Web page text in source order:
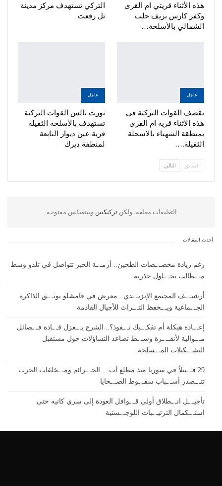
هذه الأثناء قريتي ام القرى
وكفر كارس بريف حلب
الشمالي بالأسلحة…
التركي تستهدف مركز مدينة
تل رفعت
عاجل
تقصف القوات التركية في
هذه الأثناء قرية ام القرى
بمنطقة الشهباء بالاسحلة
الثقيلة.…
عاجل
نورث بالس القوات التركية
تستهدف بالأسلحة الثقيلة
قرية عين ديوار التابعة
لمنطقة ديرك
السابق التالي
التعليقات مغلقة، ولكن تركبكس وبينغبكس مفتوحة.
أحدث المقالات
رغم زيادة مخصـ.ـصات الطحين.. أزمـ.ـة الخبز تتواصل في تلدو وسط
مـ.ـطالب بحـ.ـلول جذرية
أرشيـ.ـف المجتمع الإيزيـ.ـدي.. معرض في قامشلو يوثـ.ـق الذاكرة
الجـ.ـماعية ويـ.ـحفظ التـ.ـراث للأجيال القادمة
إعـ.ـادة هيكلة أم تفكـ.ـيك نـ.ـفوذ؟.. الشرع يـ.ـعزل قـ.ـادة فـ.ـصائل
مـ.ـوالية لأنقــ.ـرة وسـ.ـط تصاعد التساؤلات حول مستقبل
التشـ.ـكيلات المـ.ـسلحة
29 قـ.ـتيلاً في سوريا منذ مطلع آب… الجـ.ـرائم ومـ.ـخلفات الحرب
تتـ.ـصدر أسـ.ـباب سقـ.ـوط الضـ.ـحايا
تأجيـ.ـل انـ.ـطلاق أولى قـ.ـوافل العودة إلى سري كانيه حتى
استـ.ـكمال الترتيـ.ـبات اللوجـ.ـستية